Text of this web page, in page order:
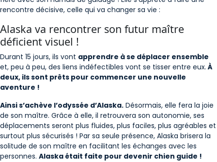
rencontre décisive, celle qui va changer sa vie :
Alaska va rencontrer son futur maître
déficient visuel !
Durant 15 jours, ils vont apprendre à se déplacer ensemble
et, peu à peu, des liens indéfectibles vont se tisser entre eux. À
deux, ils sont prêts pour commencer une nouvelle
aventure !
Ainsi s’achève l’odyssée d’Alaska. Désormais, elle fera la joie
de son maître. Grâce à elle, il retrouvera son autonomie, ses
déplacements seront plus fluides, plus faciles, plus agréables et
surtout plus sécurisés ! Par sa seule présence, Alaska brisera la
solitude de son maître en facilitant les échanges avec les
personnes. Alaska était faite pour devenir chien guide !